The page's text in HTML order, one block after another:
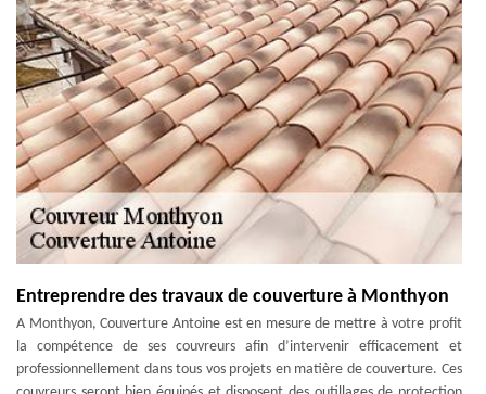
Entreprendre des travaux de couverture à Monthyon
A Monthyon, Couverture Antoine est en mesure de mettre à votre profit
la compétence de ses couvreurs afin d’intervenir efficacement et
professionnellement dans tous vos projets en matière de couverture. Ces